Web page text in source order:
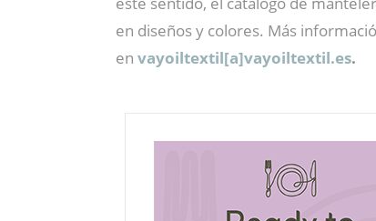
en diseños y colores. Más
en vayoiltextil[a]vayoiltextil.es.